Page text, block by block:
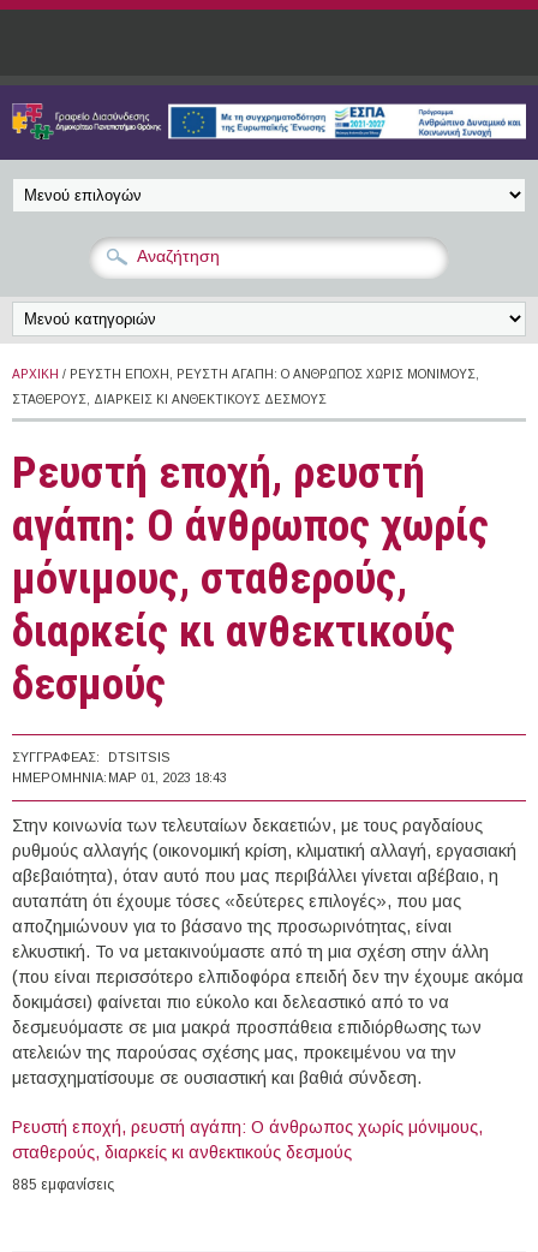
Παράκαμψη προς το κυρίως περιεχόμενο
ΑΡΧΙΚΉ / ΡΕΥΣΤΉ ΕΠΟΧΉ, ΡΕΥΣΤΉ ΑΓΆΠΗ: Ο ΆΝΘΡΩΠΟΣ ΧΩΡΊΣ ΜΌΝΙΜΟΥΣ,
ΣΤΑΘΕΡΟΎΣ, ΔΙΑΡΚΕΊΣ ΚΙ ΑΝΘΕΚΤΙΚΟΎΣ ΔΕΣΜΟΎΣ
Ρευστή εποχή, ρευστή
αγάπη: Ο άνθρωπος χωρίς
μόνιμους, σταθερούς,
διαρκείς κι ανθεκτικούς
δεσμούς
ΣΥΓΓΡΑΦΈΑΣ:
DTSITSIS
ΗΜΕΡΟΜΗΝΊΑ: ΜΑΡ 01, 2023 18:43
Στην κοινωνία των τελευταίων δεκαετιών, με τους ραγδαίους
ρυθμούς αλλαγής (οικονομική κρίση, κλιματική αλλαγή, εργασιακή
αβεβαιότητα), όταν αυτό που μας περιβάλλει γίνεται αβέβαιο, η
αυταπάτη ότι έχουμε τόσες «δεύτερες επιλογές», που μας
αποζημιώνουν για το βάσανο της προσωρινότητας, είναι
ελκυστική. Το να μετακινούμαστε από τη μια σχέση στην άλλη
(που είναι περισσότερο ελπιδοφόρα επειδή δεν την έχουμε ακόμα
δοκιμάσει) φαίνεται πιο εύκολο και δελεαστικό από το να
δεσμευόμαστε σε μια μακρά προσπάθεια επιδιόρθωσης των
ατελειών της παρούσας σχέσης μας, προκειμένου να την
μετασχηματίσουμε σε ουσιαστική και βαθιά σύνδεση.
Ρευστή εποχή, ρευστή αγάπη: Ο άνθρωπος χωρίς μόνιμους,
σταθερούς, διαρκείς κι ανθεκτικούς δεσμούς
885 εμφανίσεις